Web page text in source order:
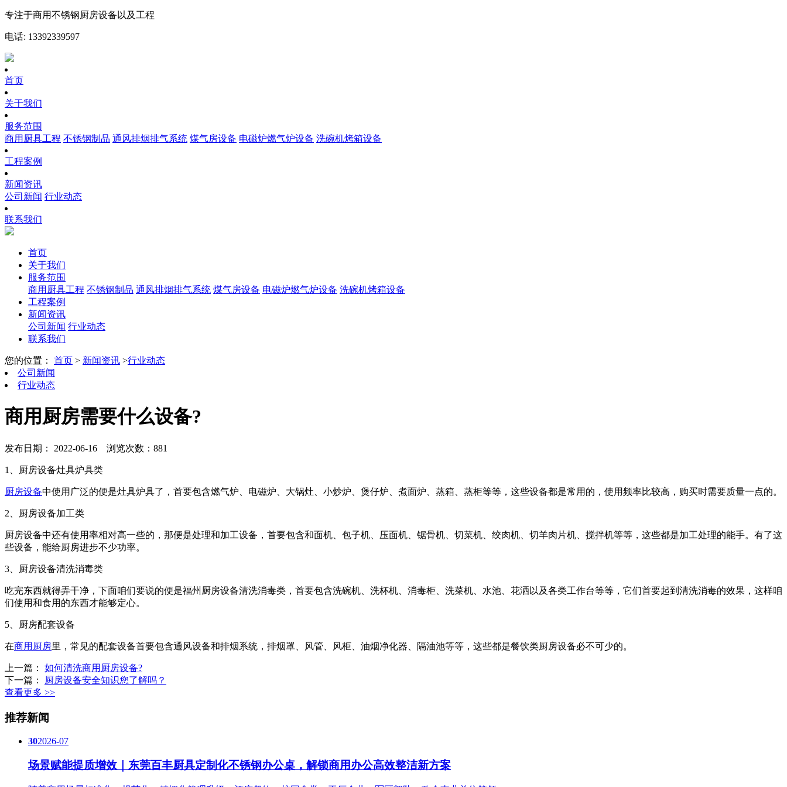
专注于商用不锈钢厨房设备以及工程
电话: 13392339597
首页
关于我们
服务范围
商用厨具工程 不锈钢制品 通风排烟排气系统 煤气房设备 电磁炉燃气炉设备 洗碗机烤箱设备
工程案例
新闻资讯
公司新闻 行业动态
联系我们
首页
关于我们
服务范围
商用厨具工程 不锈钢制品 通风排烟排气系统 煤气房设备 电磁炉燃气炉设备 洗碗机烤箱设备
工程案例
新闻资讯
公司新闻 行业动态
联系我们
您的位置： 首页 > 新闻资讯 >行业动态
公司新闻
行业动态
商用厨房需要什么设备?
发布日期： 2022-06-16 浏览次数：881
1、厨房设备灶具炉具类
厨房设备中使用广泛的便是灶具炉具了，首要包含燃气炉、电磁炉、大锅灶、小炒炉、煲仔炉、煮面炉、蒸箱、蒸柜等等，这些设备都是常用的，使用频率比较高，购买时需要质量一点的。
2、厨房设备加工类
厨房设备中还有使用率相对高一些的，那便是处理和加工设备，首要包含和面机、包子机、压面机、锯骨机、切菜机、绞肉机、切羊肉片机、搅拌机等等，这些都是加工处理的能手。有了这
些设备，能给厨房进步不少功率。
3、厨房设备清洗消毒类
吃完东西就得弄干净，下面咱们要说的便是福州厨房设备清洗消毒类，首要包含洗碗机、洗杯机、消毒柜、洗菜机、水池、花洒以及各类工作台等等，它们首要起到清洗消毒的效果，这样咱
们使用和食用的东西才能够定心。
5、厨房配套设备
在商用厨房里，常见的配套设备首要包含通风设备和排烟系统，排烟罩、风管、风柜、油烟净化器、隔油池等等，这些都是餐饮类厨房设备必不可少的。
上一篇： 如何清洗商用厨房设备?
下一篇：
厨房设备安全知识您了解吗？
查看更多 >>
推荐新闻
302026-07
场景赋能提质增效｜东莞百丰厨具定制化不锈钢办公桌，解锁商用办公高效整洁新方案